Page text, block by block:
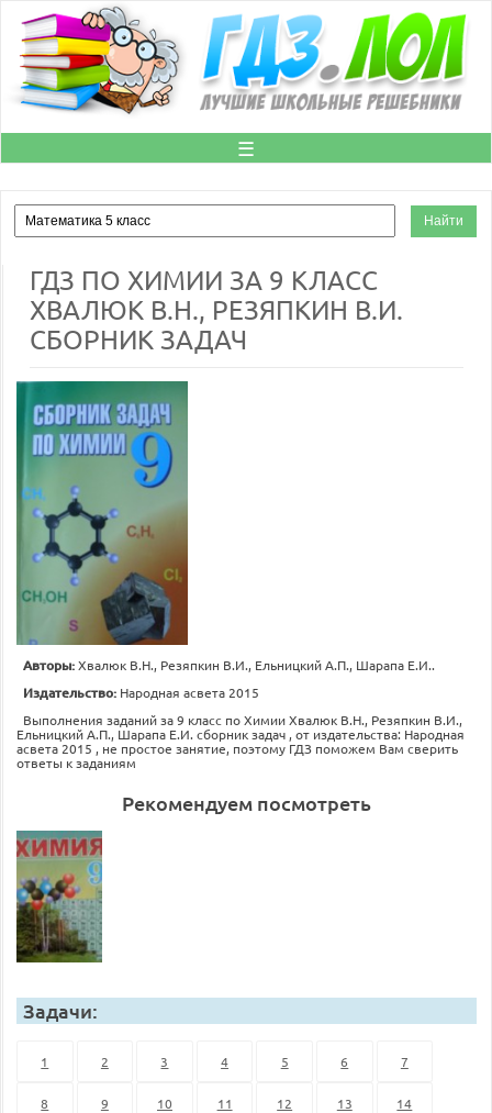
☰
ГДЗ ПО ХИМИИ ЗА 9 КЛАСС
ХВАЛЮК B.Н., РЕЗЯПКИН B.И.
СБОРНИК ЗАДАЧ
Авторы:Хвалюк B.Н., Резяпкин B.И., Ельницкий А.П., Шарапа Е.И..
Издательство: Народная асвета 2015
Выполнения заданий за 9 класс по Химии Хвалюк B.Н., Резяпкин B.И.,
Ельницкий А.П., Шарапа Е.И. сборник задач , от издательства: Народная
асвета 2015 , не простое занятие, поэтому ГДЗ поможем Вам сверить
ответы к заданиям
Рекомендуем посмотреть
Задачи:
1 2 3 4 5 6 7
8 9 10 11 12 13 14